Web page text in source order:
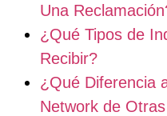
Una
¿Qué Tipos de
Recibir?
¿Qué Diferencia
Network de